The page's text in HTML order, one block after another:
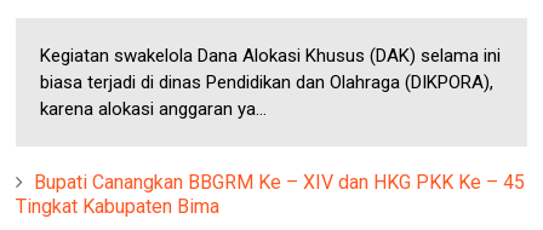
Kegiatan swakelola Dana Alokasi Khusus (DAK) selama ini
biasa terjadi di dinas Pendidikan dan Olahraga (DIKPORA),
karena alokasi anggaran ya...
Bupati Canangkan BBGRM Ke – XIV dan HKG PKK Ke – 45
Tingkat Kabupaten Bima